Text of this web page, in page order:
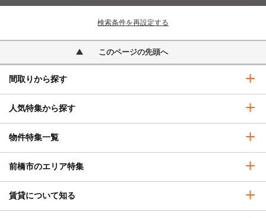
検索条件を再設定する
このページの先頭へ
間取りから探す
人気特集から探す
物件特集一覧
前橋市のエリア特集
賃貸について知る